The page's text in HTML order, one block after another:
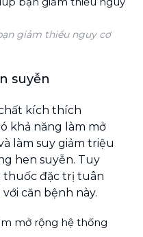
giảm thiểu nguy cơ
suyễn
kích thích
khả năng làm mở
làm suy giảm triệu
hen suyễn. Tuy
thuốc đặc trị tuân
căn bệnh này.